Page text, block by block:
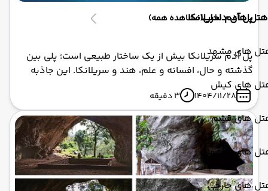
هتل های داخلی(مشاهده همه)
های مشهد
های کیش
های قشم
های اصفهان
های خارجی
پل آدم سریلانکا
پل آدم سریلانکا بیش از یک ساختار طبیعی است؛ پلی بین
گذشته و حال، افسانه و علم، هند و سریلانکا. این جاذبه
منحصربه‌فرد، هر ساله هزاران گردشگر را جذب می‌کند و
یادآوری می‌کند که جهان هنوز رازهای زیادی دارد.
1404/11/28 3 دقیقه